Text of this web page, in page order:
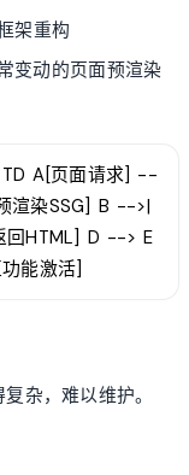
架重构
变动的页面预渲染
A[页面请求] --
渲染SSG] B -->|
回HTML] D --> E
能激活]
杂，难以维护。